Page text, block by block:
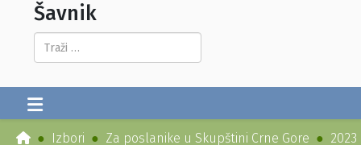
Šavnik
Pretraga...
Izbori Za poslanike u Skupštini Crne Gore
2023